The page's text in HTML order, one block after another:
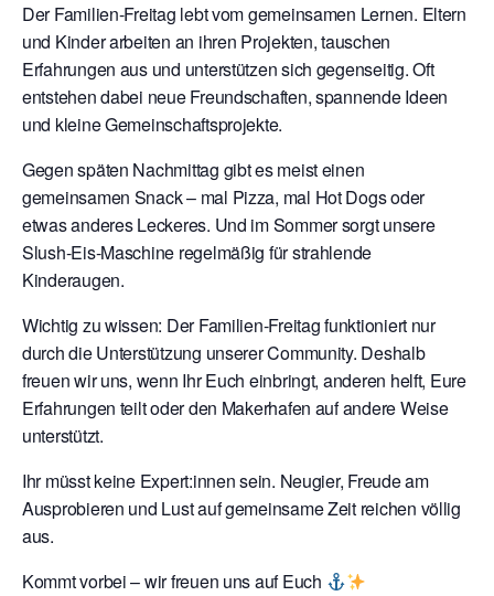
Der Familien-Freitag lebt vom gemeinsamen Lernen. Eltern
und Kinder arbeiten an ihren Projekten, tauschen
Erfahrungen aus und unterstützen sich gegenseitig. Oft
entstehen dabei neue Freundschaften, spannende Ideen
und kleine Gemeinschaftsprojekte.
Gegen späten Nachmittag gibt es meist einen
gemeinsamen Snack – mal Pizza, mal Hot Dogs oder
etwas anderes Leckeres. Und im Sommer sorgt unsere
Slush-Eis-Maschine regelmäßig für strahlende
Kinderaugen.
Wichtig zu wissen: Der Familien-Freitag funktioniert nur
durch die Unterstützung unserer Community. Deshalb
freuen wir uns, wenn Ihr Euch einbringt, anderen helft, Eure
Erfahrungen teilt oder den Makerhafen auf andere Weise
unterstützt.
Ihr müsst keine Expert:innen sein. Neugier, Freude am
Ausprobieren und Lust auf gemeinsame Zeit reichen völlig
aus.
Kommt vorbei – wir freuen uns auf Euch